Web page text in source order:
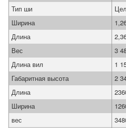
Тип ши
Ширина
Длина
Вес
3
Длина вил
1
Габаритная высота
2
Длина
Ширина
вес